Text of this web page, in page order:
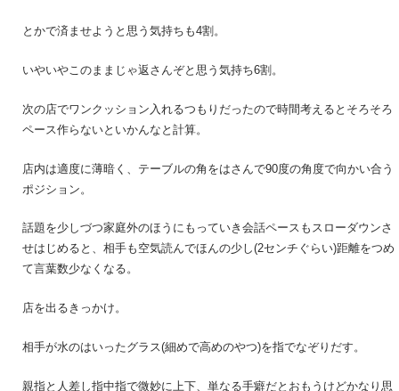
とかで済ませようと思う気持ちも4割。
いやいやこのままじゃ返さんぞと思う気持ち6割。
次の店でワンクッション入れるつもりだったので時間考えるとそろそろ
ペース作らないといかんなと計算。
店内は適度に薄暗く、テーブルの角をはさんで90度の角度で向かい合う
ポジション。
話題を少しづつ家庭外のほうにもっていき会話ペースもスローダウンさ
せはじめると、相手も空気読んでほんの少し(2センチぐらい)距離をつめ
て言葉数少なくなる。
店を出るきっかけ。
相手が水のはいったグラス(細めで高めのやつ)を指でなぞりだす。
親指と人差し指中指で微妙に上下、単なる手癖だとおもうけどかなり思